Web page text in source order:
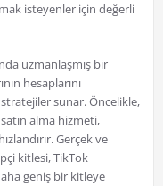
isteyenler için değerli
uzmanlaşmış bir
hesaplarını
sunar. Öncelikle,
alma hizmeti,
Gerçek ve
kitlesi, TikTok
geniş bir kitleye